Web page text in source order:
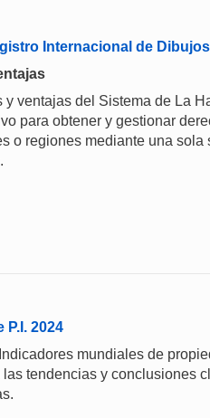
Internacional de
ventajas del Sistema de La
para obtener y gestionar
o regiones mediante una
P.I. 2024
mundiales de
tendencias y conclusiones